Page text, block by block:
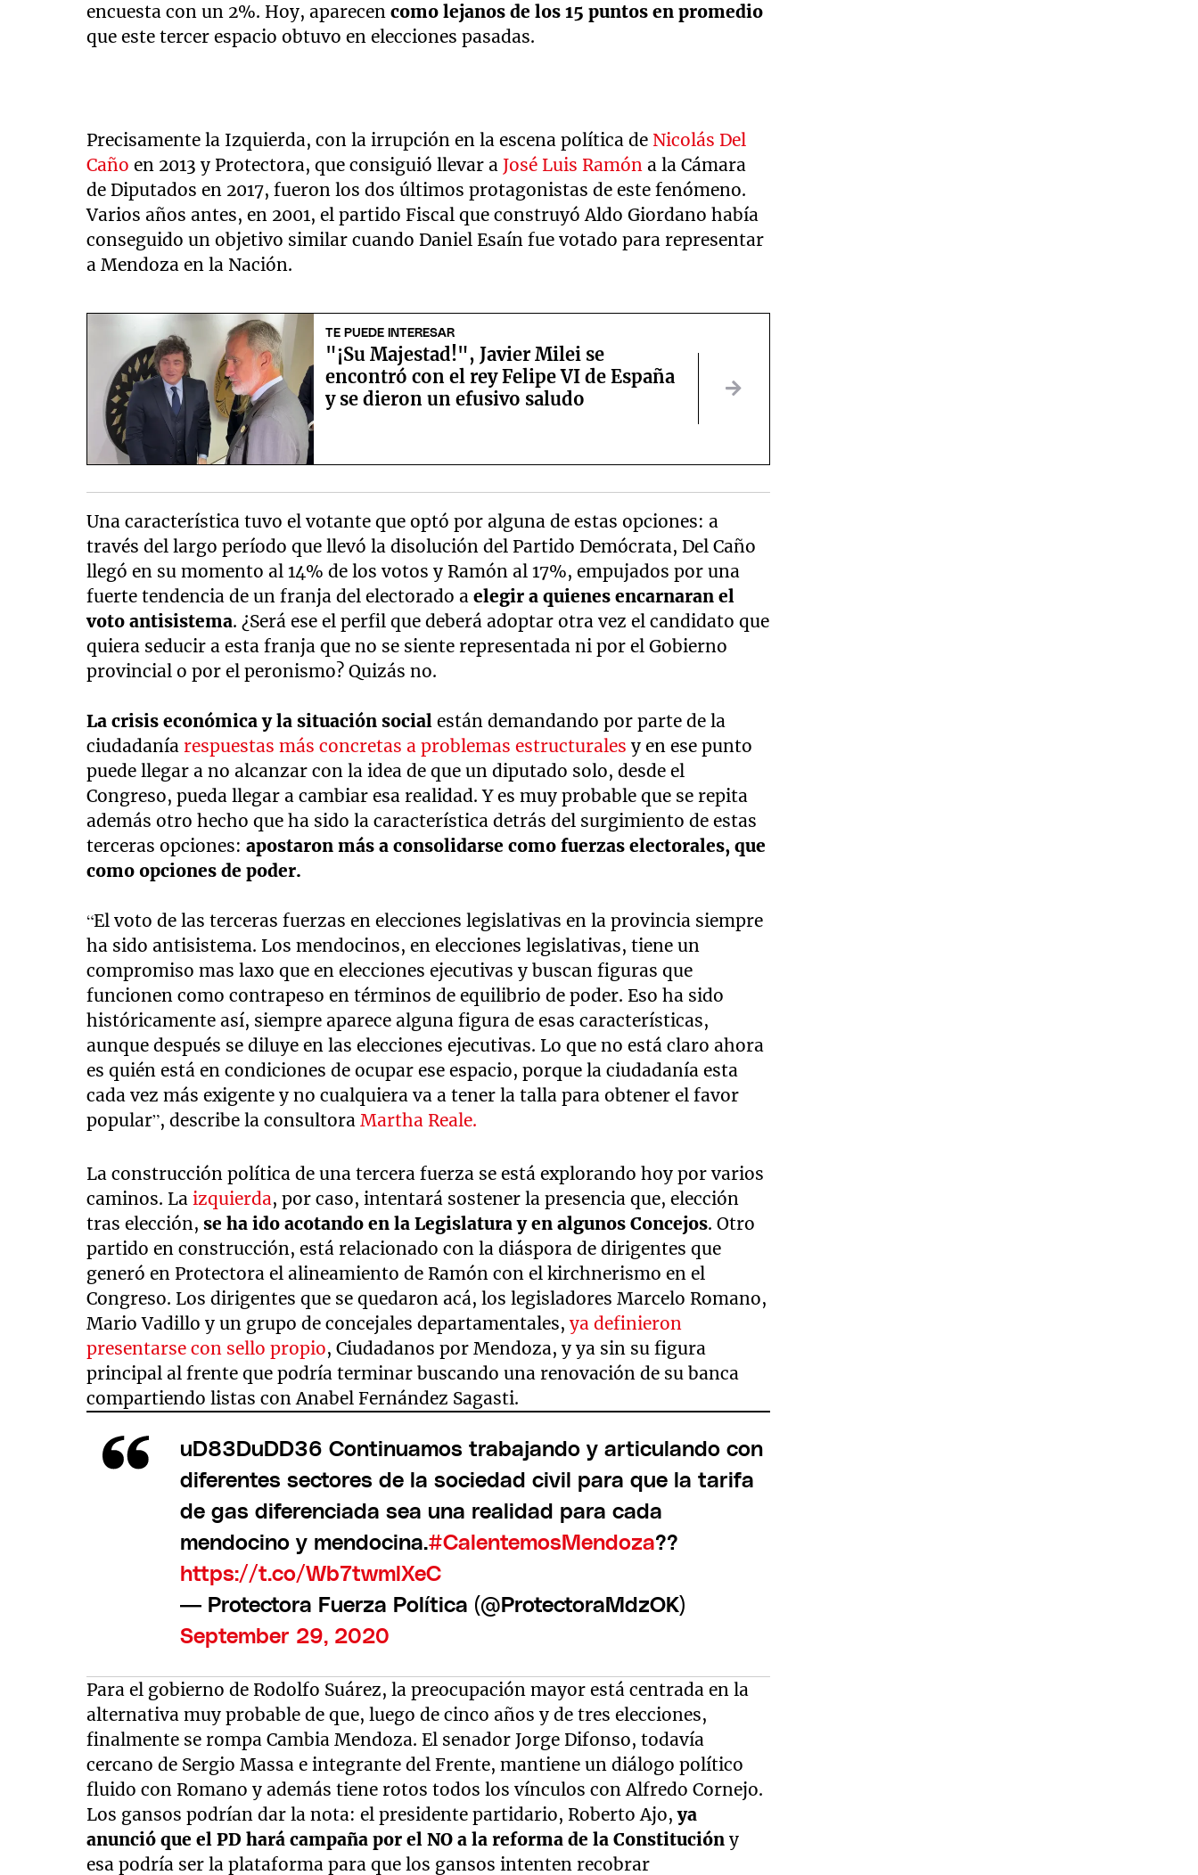
encuesta con un 2%. Hoy, aparecencomo lejanos de los 15 puntos en promedio
que este tercer espacio obtuvo en elecciones pasadas.
Precisamente la Izquierda, con la irrupción en la escena política de Nicolás Del
Caño en 2013 y Protectora, que consiguió llevar a José Luis Ramón a la Cámara
de Diputados en 2017, fueron los dos últimos protagonistas de este fenómeno.
Varios años antes, en 2001, el partido Fiscal que construyó Aldo Giordano había
conseguido un objetivo similar cuando Daniel Esaín fue votado para representar
a Mendoza en la Nación.
TE PUEDE INTERESAR
"¡Su Majestad!", Javier Milei se
encontró con el rey Felipe VI de España
y se dieron un efusivo saludo
Una característica tuvo el votante que optó por alguna de estas opciones: a
través del largo período que llevó la disolución del Partido Demócrata, Del Caño
llegó en su momento al 14% de los votos y Ramón al 17%, empujados por una
fuerte tendencia de un franja del electorado aelegir a quienes encarnaran el
voto antisistema. ¿Será ese el perfil que deberá adoptar otra vez el candidato que
quiera seducir a esta franja que no se siente representada ni por el Gobierno
provincial o por el peronismo? Quizás no.
La crisis económica y la situación socialestán demandando por parte de la
ciudadanía respuestas más concretas a problemas estructurales y en ese punto
puede llegar a no alcanzar con la idea de que un diputado solo, desde el
Congreso, pueda llegar a cambiar esa realidad. Y es muy probable que se repita
además otro hecho que ha sido la característica detrás del surgimiento de estas
terceras opciones:apostaron más a consolidarse como fuerzas electorales, que
como opciones de poder.
“El voto de las terceras fuerzas en elecciones legislativas en la provincia siempre
ha sido antisistema. Los mendocinos, en elecciones legislativas, tiene un
compromiso mas laxo que en elecciones ejecutivas y buscan figuras que
funcionen como contrapeso en términos de equilibrio de poder. Eso ha sido
históricamente así, siempre aparece alguna figura de esas características,
aunque después se diluye en las elecciones ejecutivas. Lo que no está claro ahora
es quién está en condiciones de ocupar ese espacio, porque la ciudadanía esta
cada vez más exigente y no cualquiera va a tener la talla para obtener el favor
popular”, describe la consultora Martha Reale.
La construcción política de una tercera fuerza se está explorando hoy por varios
caminos. Laizquierda, por caso, intentará sostener la presencia que, elección
tras elección,se ha ido acotando en la Legislatura y en algunos Concejos. Otro
partido en construcción, está relacionado con la diáspora de dirigentes que
generó en Protectora el alineamiento de Ramón con el kirchnerismo en el
Congreso. Los dirigentes que se quedaron acá, los legisladores Marcelo Romano,
Mario Vadillo y un grupo de concejales departamentales, ya definieron
presentarse con sello propio, Ciudadanos por Mendoza, y ya sin su figura
principal al frente que podría terminar buscando una renovación de su banca
compartiendo listas con Anabel Fernández Sagasti.
uD83DuDD36 Continuamos trabajando y articulando con
diferentes sectores de la sociedad civil para que la tarifa
de gas diferenciada sea una realidad para cada
mendocino y mendocina.#CalentemosMendoza??
https://t.co/Wb7twmlXeC
— Protectora Fuerza Política (@ProtectoraMdzOK)
September 29, 2020
Para el gobierno de Rodolfo Suárez, la preocupación mayor está centrada en la
alternativa muy probable de que, luego de cinco años y de tres elecciones,
finalmente se rompa Cambia Mendoza. El senador Jorge Difonso, todavía
cercano de Sergio Massa e integrante del Frente, mantiene un diálogo político
fluido con Romano y además tiene rotos todos los vínculos con Alfredo Cornejo.
Los gansos podrían dar la nota: el presidente partidario, Roberto Ajo,ya
anunció que el PD hará campaña por el NO a la reforma de la Constitución y
esa podría ser la plataforma para que los gansos intenten recobrar